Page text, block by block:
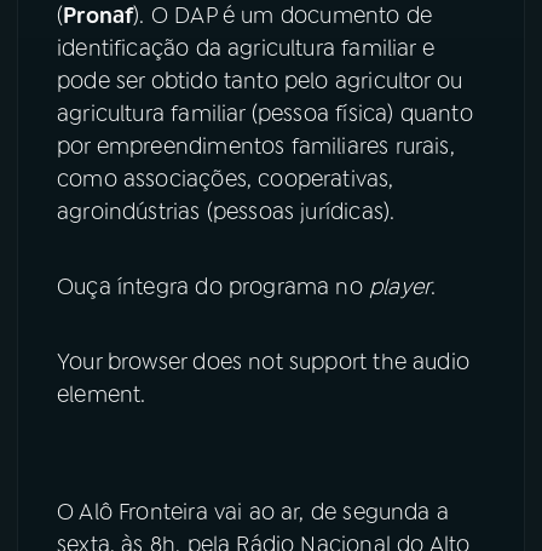
(Pronaf). O DAP é um documento de
identificação da agricultura familiar e
pode ser obtido tanto pelo agricultor ou
agricultura familiar (pessoa física) quanto
por empreendimentos familiares rurais,
como associações, cooperativas,
agroindústrias (pessoas jurídicas).
Ouça íntegra do programa no player.
Your browser does not support the audio
element.
O Alô Fronteira vai ao ar, de segunda a
sexta, às 8h, pela Rádio Nacional do Alto